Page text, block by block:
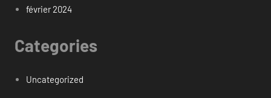
février 2024
Categories
Uncategorized